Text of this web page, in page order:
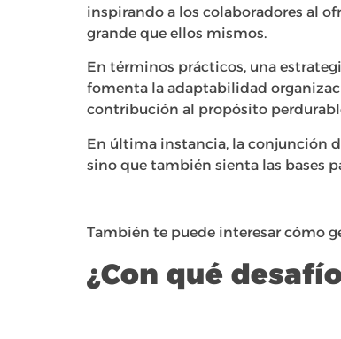
inspirando a los colaboradores al
grande que ellos mismos.
En términos prácticos, una
fomenta la adaptabilidad
contribución al propósito
En última instancia, la conjunción
sino que también sienta las bases
También te puede interesar cómo
¿Con qué